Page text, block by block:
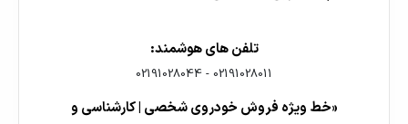
تلفن های هوشمند:
02191028011
-
02191028044
«خط ویژه فروش خودروی شخصی | کارشناسی و